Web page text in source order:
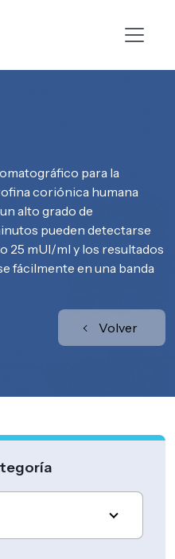
para la
coriónica humana
alto grado de
pueden detectarse
25 mUI/ml y los resultados
fácilmente en una banda
Volver